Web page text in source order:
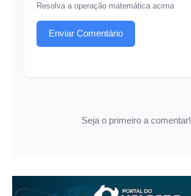
Resolva a operação matemática acima
Enviar Comentário
Seja o primeiro a comentar!